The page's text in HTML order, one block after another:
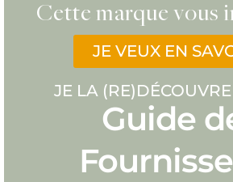
Cette marque vous
JE VEUX EN
JE LA
Guide